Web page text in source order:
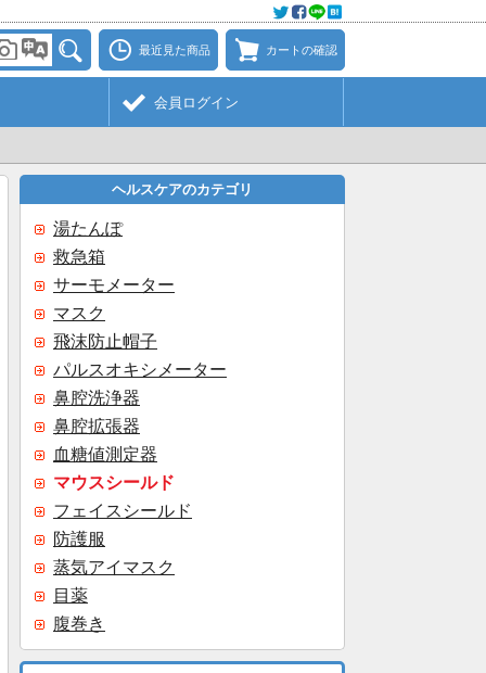
最近見た商品 カートの確認
会員ログイン
ヘルスケアのカテゴリ
湯たんぽ
救急箱
サーモメーター
マスク
飛沫防止帽子
パルスオキシメーター
鼻腔洗浄器
鼻腔拡張器
血糖値測定器
マウスシールド
フェイスシールド
防護服
蒸気アイマスク
目薬
腹巻き